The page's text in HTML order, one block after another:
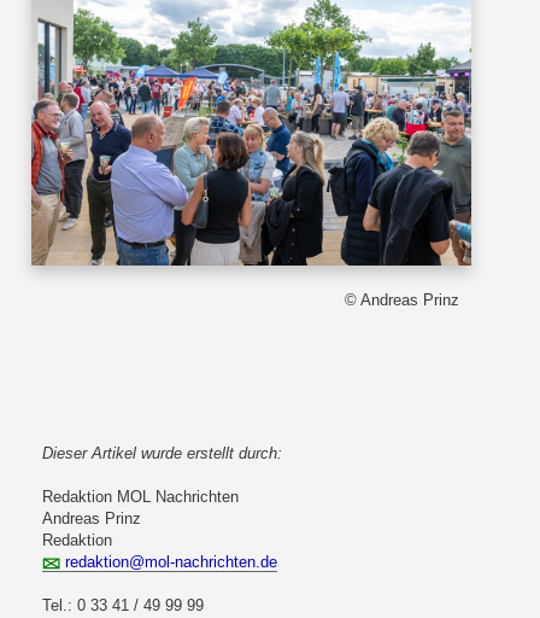
© Andreas Prinz
Dieser Artikel wurde erstellt durch:
Redaktion MOL Nachrichten
Andreas Prinz
Redaktion
redaktion@mol-nachrichten.de
Tel.: 0 33 41 / 49 99 99